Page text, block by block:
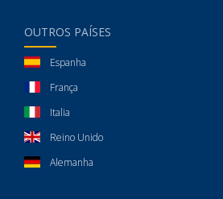
OUTROS PAÍSES
Espanha
França
Italia
Reino Unido
Alemanha